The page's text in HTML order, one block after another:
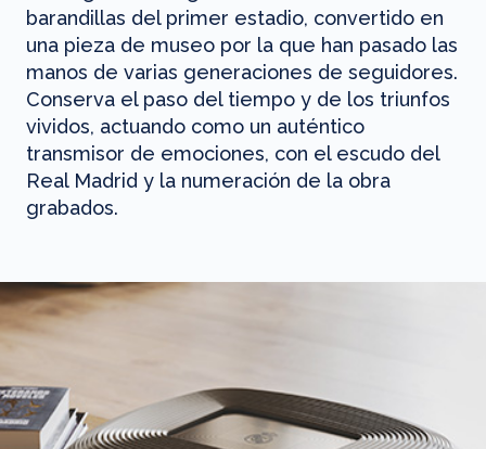
barandillas del primer estadio, convertido en
una pieza de museo por la que han pasado las
manos de varias generaciones de seguidores.
Conserva el paso del tiempo y de los triunfos
vividos, actuando como un auténtico
transmisor de emociones, con el escudo del
Real Madrid y la numeración de la obra
grabados.